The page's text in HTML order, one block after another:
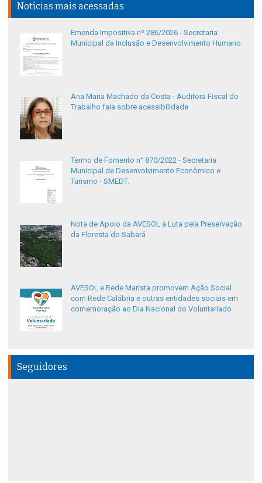
Notícias mais acessadas
Emenda Impositiva nº 286/2026 - Secretaria
Municipal da Inclusão e Desenvolvimento Humano.
Ana Maria Machado da Costa - Auditora Fiscal do
Trabalho fala sobre acessibilidade
Termo de Fomento n° 870/2022 - Secretaria
Municipal de Desenvolvimento Econômico e
Turismo - SMEDT.
Nota de Apoio da AVESOL à Luta pela Preservação
da Floresta do Sabará
AVESOL e Rede Marista promovem Ação Social
com Rede Calábria e outras entidades sociais em
comemoração ao Dia Nacional do Voluntariado
Seguidores